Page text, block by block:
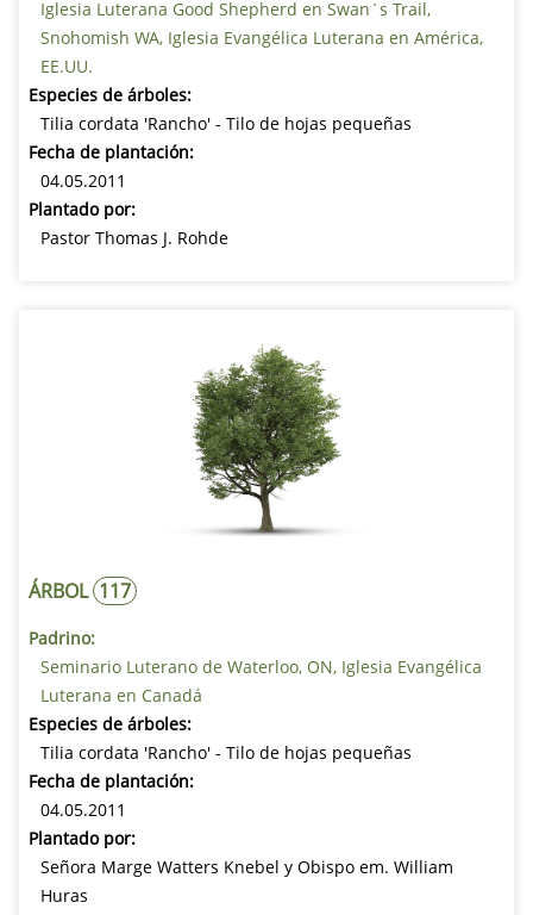
Iglesia Luterana Good Shepherd en Swan`s Trail,
Snohomish WA, Iglesia Evangélica Luterana en América,
EE.UU.
Especies de árboles:
Tilia cordata 'Rancho' - Tilo de hojas pequeñas
Fecha de plantación:
04.05.2011
Plantado por:
Pastor Thomas J. Rohde
ÁRBOL 117
Padrino:
Seminario Luterano de Waterloo, ON, Iglesia Evangélica
Luterana en Canadá
Especies de árboles:
Tilia cordata 'Rancho' - Tilo de hojas pequeñas
Fecha de plantación:
04.05.2011
Plantado por:
Señora Marge Watters Knebel y Obispo em. William
Huras